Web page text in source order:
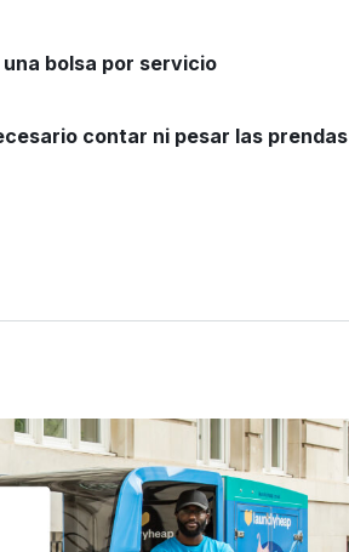
una bolsa por servicio
contar ni pesar las prendas